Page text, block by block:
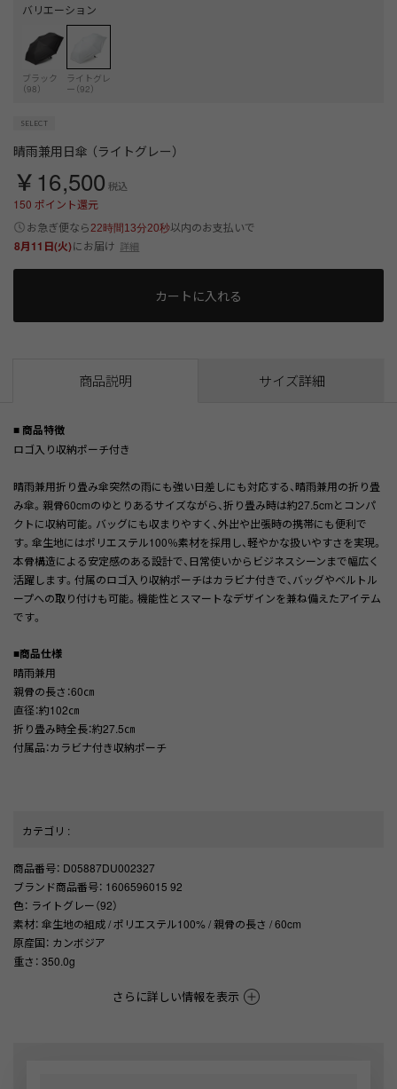
バリエーション
ブラック
（98）
ライトグレ
ー（92）
晴雨兼用日傘 （ライトグレー）
￥16,500 税込
150 ポイント還元
お急ぎ便なら 22時間13分20秒以内のお支払いで
8月11日(火)にお届け 詳細
カートに入れる
商品説明 サイズ詳細
■ 商品特徴
ロゴ入り収納ポーチ付き
晴雨兼用折り畳み傘突然の雨にも強い日差しにも対応する、晴雨兼用の折り畳
み傘。親骨60cmのゆとりあるサイズながら、折り畳み時は約27.5cmとコンパ
クトに収納可能。バッグにも収まりやすく、外出や出張時の携帯にも便利で
す。傘生地にはポリエステル100％素材を採用し、軽やかな扱いやすさを実現。
本骨構造による安定感のある設計で、日常使いからビジネスシーンまで幅広く
活躍します。付属のロゴ入り収納ポーチはカラビナ付きで、バッグやベルトル
ープへの取り付けも可能。機能性とスマートなデザインを兼ね備えたアイテム
です。
■商品仕様
晴雨兼用
親骨の長さ：60㎝
直径：約102㎝
折り畳み時全長：約27.5㎝
付属品：カラビナ付き収納ポーチ
カテゴリ :
商品番号： D05887DU002327
ブランド商品番号： 1606596015 92
色： ライトグレー（92）
素材： 傘生地の組成 / ポリエステル100% / 親骨の長さ / 60cm
原産国： カンボジア
重さ ： 350.0g
さらに詳しい情報を表示